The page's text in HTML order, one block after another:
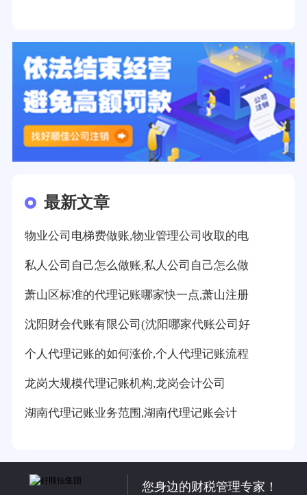
最新文章
物业公司电梯费做账,物业管理公司收取的电
私人公司自己怎么做账,私人公司自己怎么做
萧山区标准的代理记账哪家快一点,萧山注册
沈阳财会代账有限公司(沈阳哪家代账公司好
个人代理记账的如何涨价,个人代理记账流程
龙岗大规模代理记账机构,龙岗会计公司
湖南代理记账业务范围,湖南代理记账会计
您身边的财税管理专家！